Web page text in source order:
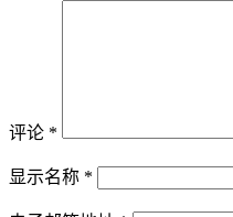
评论 *
显示名称 *